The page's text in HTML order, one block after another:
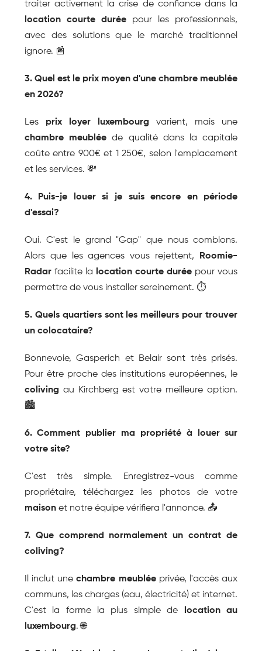
location courte durée pour les professionnels,
avec des solutions que le marché traditionnel
ignore. 📰
3. Quel est le prix moyen d'une chambre meublée
en 2026?
Les prix loyer luxembourg
chambre meublée de qualité dans la capitale
coûte entre 900€ et 1 250€, selon l'emplacement
et les services. 💸
4. Puis-je louer si je suis encore en période
d'essai?
Oui. C'est le grand "Gap" que nous comblons.
Alors que les agences vous rejettent,
Roomie-
Radar facilite la location courte durée pour vous
permettre de vous installer sereinement. ⏱️
5. Quels quartiers sont les meilleurs pour trouver
un colocataire?
Bonnevoie, Gasperich et Belair sont très prisés.
coliving au Kirchberg est votre meilleure option.
🏙️
6. Comment publier ma propriété à louer sur
votre site?
C'est très simple. Enregistrez-vous comme
maison et notre équipe vérifiera l'annonce. 📤
7. Que comprend normalement un contrat de
coliving?
Il inclut une chambre meublée privée, l'accès aux
communs, les charges (eau, électricité) et internet.
C'est la forme la plus simple de
location au
luxembourg. 🌐